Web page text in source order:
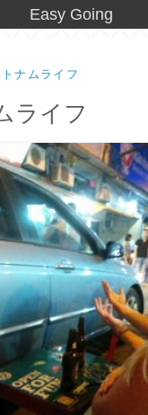
Easy Going
ナムライフ
ライフ